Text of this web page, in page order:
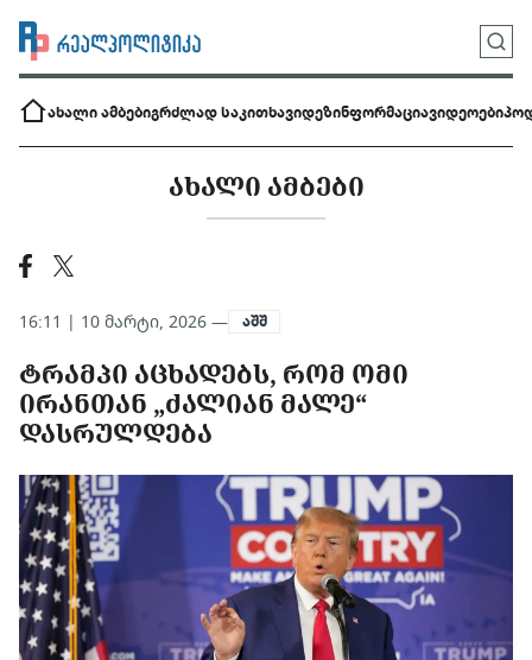
ახალი ამბებიგრძლად საკითხავიდეზინფორმაციავიდეოები
ᲐᲮᲐᲚᲘ ᲐᲛᲑᲔᲑᲘ
16:11 | 10 მარტი, 2026 — აშშ
ᲢᲠᲐᲛᲞᲘ ᲐᲪᲮᲐᲓᲔᲑᲡ, ᲠᲝᲛ ᲝᲛᲘ
ᲘᲠᲐᲜᲗᲐᲜ „ᲫᲐᲚᲘᲐᲜ ᲛᲐᲚᲔ“
ᲓᲐᲡᲠᲣᲚᲓᲔᲑᲐ